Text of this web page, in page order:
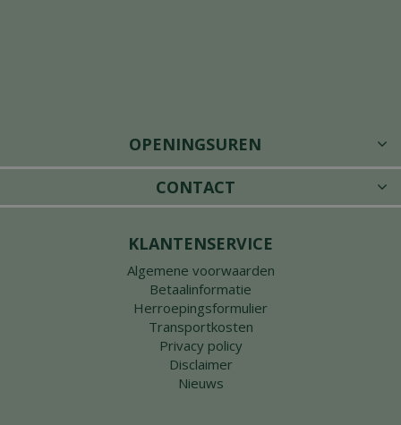
OPENINGSUREN
CONTACT
KLANTENSERVICE
Algemene voorwaarden
Betaalinformatie
Herroepingsformulier
Transportkosten
Privacy policy
Disclaimer
Nieuws